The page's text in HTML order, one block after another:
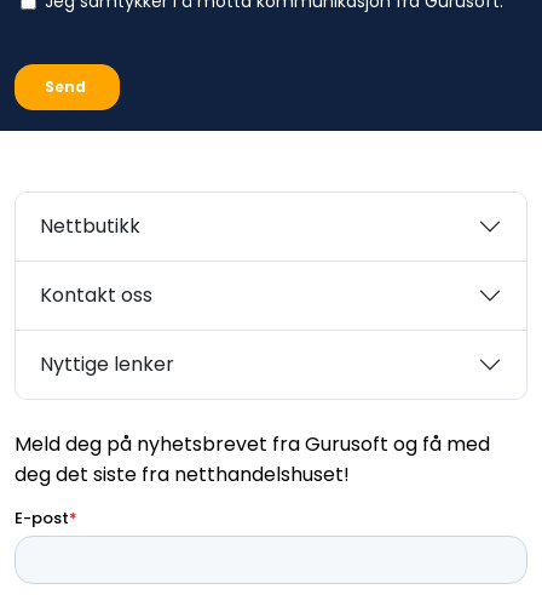
Nettbutikk
Kontakt oss
Nyttige lenker